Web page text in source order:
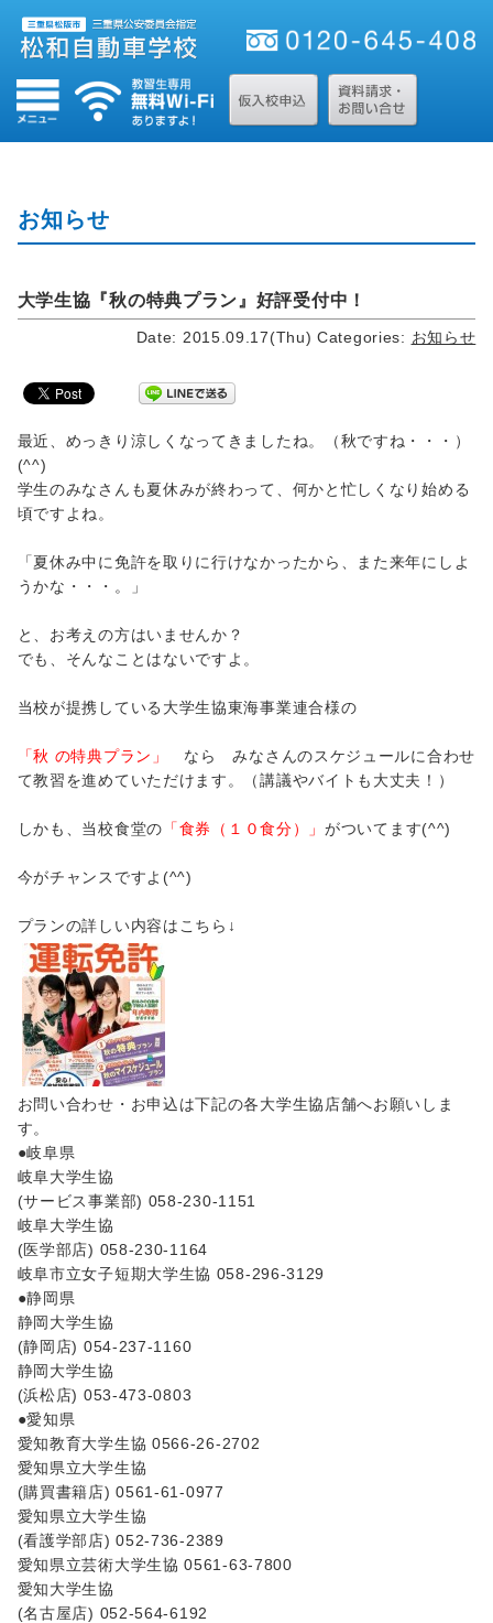
お知らせ
大学生協『秋の特典プラン』好評受付中！
Date: 2015.09.17(Thu) Categories: お知らせ
最近、めっきり涼しくなってきましたね。（秋ですね・・・）
(^^)
学生のみなさんも夏休みが終わって、何かと忙しくなり始める
頃ですよね。
「夏休み中に免許を取りに行けなかったから、また来年にしよ
うかな・・・。」
と、お考えの方はいませんか？
でも、そんなことはないですよ。
当校が提携している大学生協東海事業連合様の
「秋 の特典プラン」
なら みなさんのスケジュールに合わせ
て教習を進めていただけます。（講議やバイトも大丈夫！）
しかも、当校食堂の 「食券（１０食分）」 がついてます(^^)
今がチャンスですよ(^^)
プランの詳しい内容はこちら↓
お問い合わせ・お申込は下記の各大学生協店舗へお願いしま
す。
●岐阜県
岐阜大学生協
(サービス事業部) 058-230-1151
岐阜大学生協
(医学部店) 058-230-1164
岐阜市立女子短期大学生協 058-296-3129
●静岡県
静岡大学生協
(静岡店) 054-237-1160
静岡大学生協
(浜松店) 053-473-0803
●愛知県
愛知教育大学生協 0566-26-2702
愛知県立大学生協
(購買書籍店) 0561-61-0977
愛知県立大学生協
(看護学部店) 052-736-2389
愛知県立芸術大学生協 0561-63-7800
愛知大学生協
(名古屋店) 052-564-6192